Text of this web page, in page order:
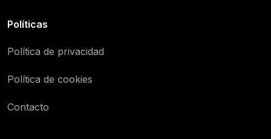
Políticas
Política de privacidad
Política de cookies
Contacto